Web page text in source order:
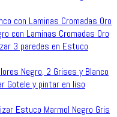
con Laminas Cromadas Oro
con Laminas Cromadas Oro
3 paredes en Estuco
Negro, 2 Grises y Blanco
Gotele y pintar en liso
Estuco Marmol Negro Gris